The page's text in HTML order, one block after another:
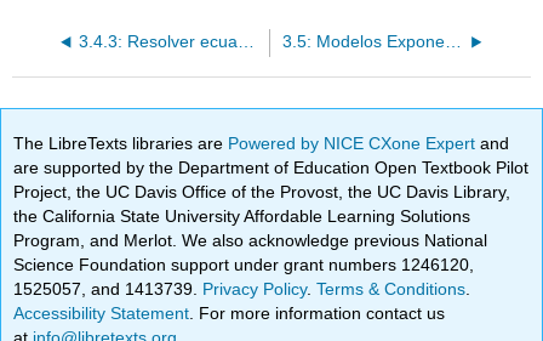
3.5: Modelos Exponenciales y Logarítmicos
The LibreTexts libraries are Powered by NICE CXone Expertand
are supported by the Department of Education Open Textbook Pilot
Project, the UC Davis Office of the Provost, the UC Davis Library,
the California State University Affordable Learning Solutions
Program, and Merlot. We also acknowledge previous National
Science Foundation support under grant numbers 1246120,
1525057, and 1413739. Privacy Policy.Terms & Conditions
Accessibility Statement . For more information contact us